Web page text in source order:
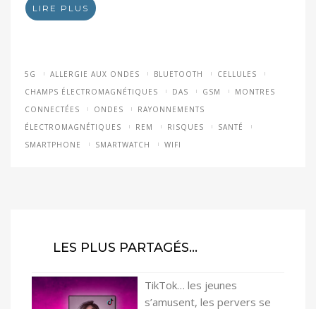
LIRE PLUS
5G ALLERGIE AUX ONDES BLUETOOTH
CELLULES
CHAMPS ÉLECTROMAGNÉTIQUES
DAS GSM
MONTRES
CONNECTÉES
ONDES
RAYONNEMENTS
ÉLECTROMAGNÉTIQUES
REM RISQUES
SANTÉ
SMARTPHONE
SMARTWATCH WIFI
LES PLUS PARTAGÉS…
TikTok… les jeunes
s’amusent, les pervers se